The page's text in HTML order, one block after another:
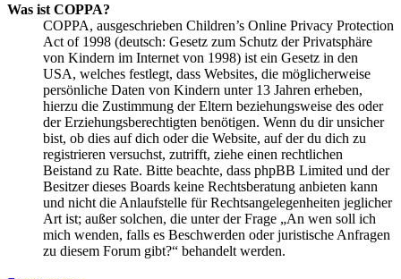
Was ist COPPA?
COPPA, ausgeschrieben Children’s Online Privacy Protection
Act of 1998 (deutsch: Gesetz zum Schutz der Privatsphäre
von Kindern im Internet von 1998) ist ein Gesetz in den
USA, welches festlegt, dass Websites, die möglicherweise
persönliche Daten von Kindern unter 13 Jahren erheben,
hierzu die Zustimmung der Eltern beziehungsweise des oder
der Erziehungsberechtigten benötigen. Wenn du dir unsicher
bist, ob dies auf dich oder die Website, auf der du dich zu
registrieren versuchst, zutrifft, ziehe einen rechtlichen
Beistand zu Rate. Bitte beachte, dass phpBB Limited und der
Besitzer dieses Boards keine Rechtsberatung anbieten kann
und nicht die Anlaufstelle für Rechtsangelegenheiten jeglicher
Art ist; außer solchen, die unter der Frage „An wen soll ich
mich wenden, falls es Beschwerden oder juristische Anfragen
zu diesem Forum gibt?“ behandelt werden.